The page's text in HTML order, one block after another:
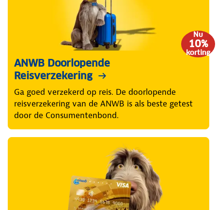
Nu
10%
korting
ANWB Doorlopende
Reisverzekering
Ga goed verzekerd op reis. De doorlopende
reisverzekering van de ANWB is als beste getest
door de Consumentenbond.